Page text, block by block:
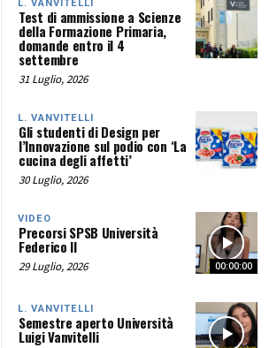
L. VANVITELLI
Test di ammissione a Scienze
della Formazione Primaria,
domande entro il 4
settembre
31 Luglio, 2026
L. VANVITELLI
Gli studenti di Design per
l’Innovazione sul podio con ‘La
cucina degli affetti’
30 Luglio, 2026
00:00:00
VIDEO
Precorsi SPSB Università
Federico II
29 Luglio, 2026
L. VANVITELLI
Semestre aperto Università
Luigi Vanvitelli